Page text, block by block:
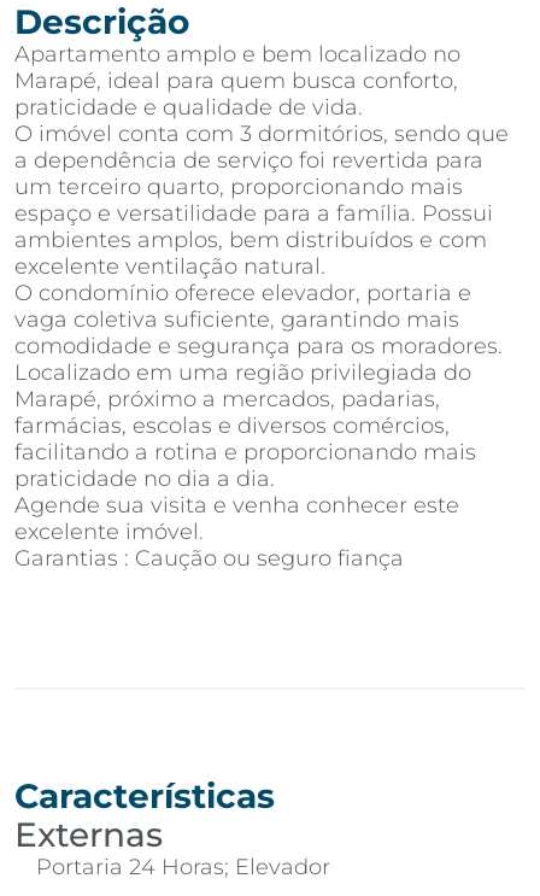
Descrição
Apartamento amplo e bem localizado no
Marapé, ideal para quem busca conforto,
praticidade e qualidade de vida.
O imóvel conta com 3 dormitórios, sendo que
a dependência de serviço foi revertida para
um terceiro quarto, proporcionando mais
espaço e versatilidade para a família. Possui
ambientes amplos, bem distribuídos e com
excelente ventilação natural.
O condomínio oferece elevador, portaria e
vaga coletiva suficiente, garantindo mais
comodidade e segurança para os moradores.
Localizado em uma região privilegiada do
Marapé, próximo a mercados, padarias,
farmácias, escolas e diversos comércios,
facilitando a rotina e proporcionando mais
praticidade no dia a dia.
Agende sua visita e venha conhecer este
excelente imóvel.
Garantias : Caução ou seguro fiança
Características
Externas
Portaria 24 Horas; Elevador